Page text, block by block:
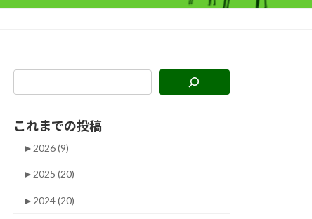
これまでの投稿
► 2026 (9)
► 2025 (20)
► 2024 (20)